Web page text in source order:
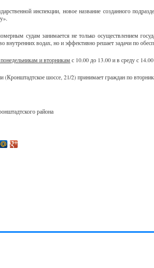
инспекции, новое название созданного
судам занимается не только осуществлением
внутренних водах, но и эффективно решает задачи по
и вторникам с 10.00 до 13.00 и в среду с
(Кронштадтское шоссе, 21/2) принимает граждан по
района